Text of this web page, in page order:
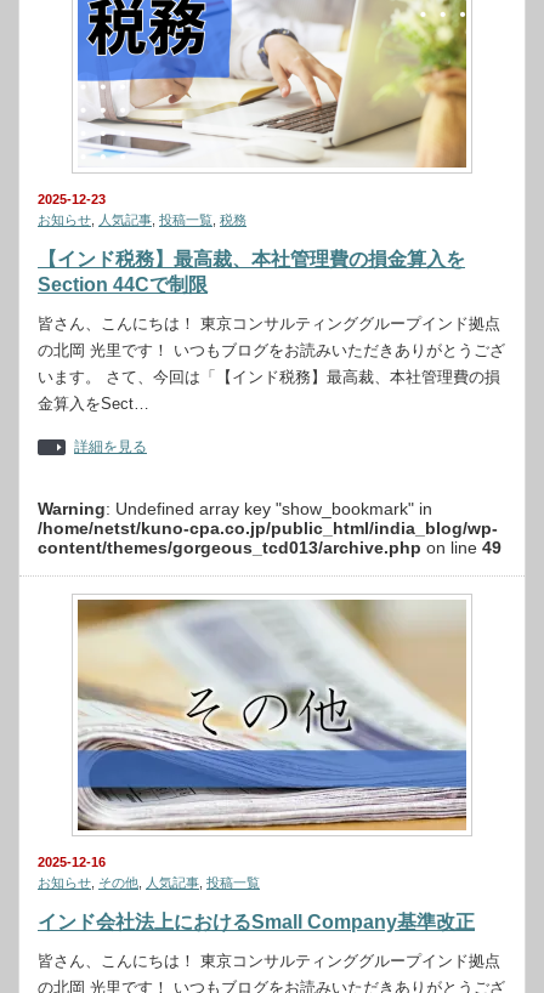
2025-12-23
お知らせ
人気記事 投稿一覧 税務
【インド税務】最高裁、本社管理費の損金算入を
Section 44Cで制限
皆さん、こんにちは！ 東京コンサルティンググループインド拠点
の北岡 光里です！ いつもブログをお読みいただきありがとうござ
います。 さて、今回は「【インド税務】最高裁、本社管理費の損
金算入をSect…
詳細を見る
Warning: Undefined array key "show_bookmark" in
/home/netst/kuno-cpa.co.jp/public_html/india_blog/wp-
content/themes/gorgeous_tcd013/archive.php on line 49
2025-12-16
お知らせ その他 人気記事 投稿一覧
インド会社法上におけるSmall Company基準改正
皆さん、こんにちは！ 東京コンサルティンググループインド拠点
の北岡 光里です！ いつもブログをお読みいただきありがとうござ